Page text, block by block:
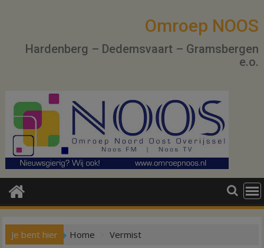
Omroep NOOS
Hardenberg – Dedemsvaart – Gramsbergen
e.o.
Je bent hier Home Vermist